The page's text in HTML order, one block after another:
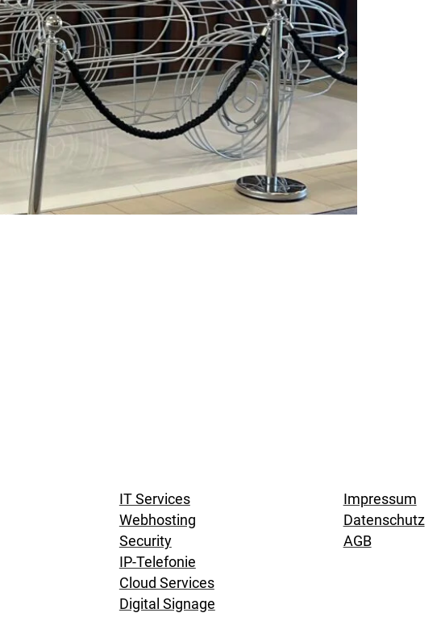
IT Services
Webhosting
Security
IP-Telefonie
Cloud Services
Digital Signage
Impressum
Datenschutz
AGB